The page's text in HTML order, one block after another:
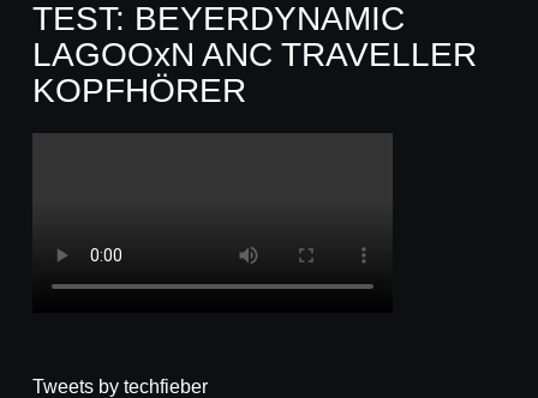
TEST: BEYERDYNAMIC
LAGOOxN ANC TRAVELLER
KOPFHÖRER
Tweets by techfieber